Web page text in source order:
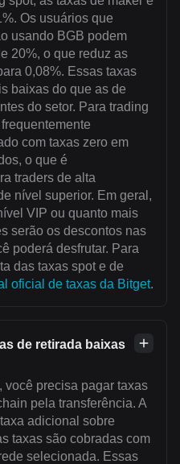
Os usuários que
usando BGB podem
20%, o que reduz as
0,08%. Essas taxas
baixas do que as de
do setor. Para trading
com taxas zero em
o que é
traders de alta
nível superior. Em geral,
VIP ou quanto mais
serão os descontos nas
poderá desfrutar. Para
das taxas spot e de
oficial de taxas da Bitget.
de retirada baixas
você precisa pagar taxas
pela transferência. A
adicional sobre
taxas são cobradas com
selecionada. Essas